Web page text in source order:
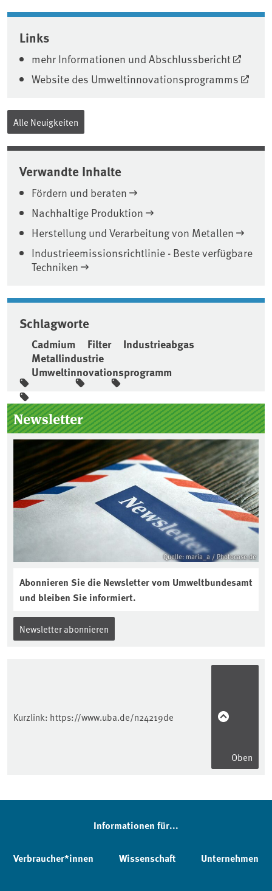
Associated content
Links
mehr Informationen und Abschlussbericht
Website des Umweltinnovationsprogramms
Alle Neuigkeiten
Verwandte Inhalte
Fördern und beraten
Nachhaltige Produktion
Herstellung und Verarbeitung von Metallen
Industrieemissionsrichtlinie - Beste verfügbare
Techniken
Schlagworte
Cadmium Filter
Industrieabgas
Metallindustrie
Umweltinnovationsprogramm
Seitenleiste
Newsletter
Quelle: maria_a / Photocase.de
Abonnieren Sie die Newsletter vom Umweltbundesamt
und bleiben Sie informiert.
Newsletter abonnieren
Kurzlink: https://www.uba.de/n24219de
Oben
Informationen für...
Verbraucher*innen Wissenschaft Unternehmen